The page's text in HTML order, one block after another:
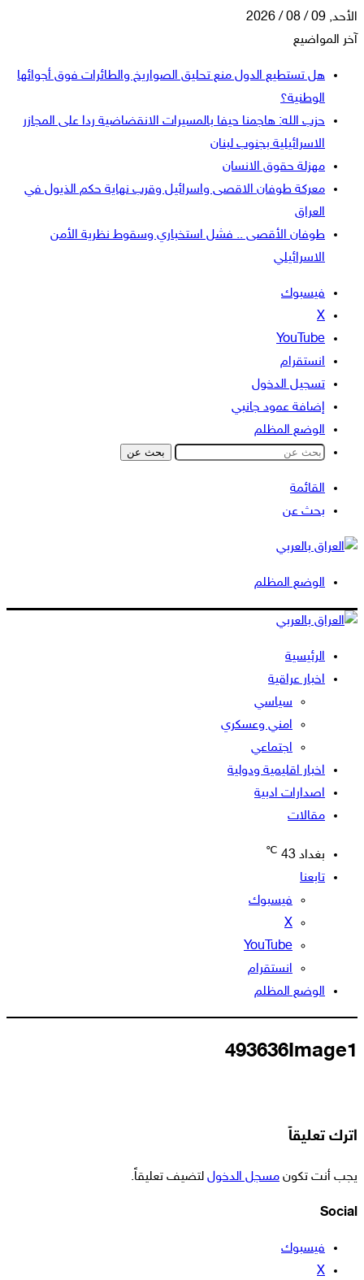
الأحد, 09 / 08 / 2026
آخر المواضيع
هل تستطيع الدول منع تحليق الصواريخ والطائرات فوق أجوائها
الوطنية؟
حزب الله: هاجمنا حيفا بالمسيرات الانقضاضية ردا على المجازر
الاسرائيلية بجنوب لبنان
مهزلة حقوق الانسان
معركة طوفان الاقصى واسرائيل وقرب نهاية حكم الذيول في
العراق
طوفان الأقصى .. فشل استخباري وسقوط نظرية الأمن
الاسرائيلي
فيسبوك
‫X
‫YouTube
انستقرام
تسجيل الدخول
إضافة عمود جانبي
الوضع المظلم
بحث عن
القائمة
بحث عن
الوضع المظلم
الرئيسية
اخبار عراقية
سياسي
امني وعسكري
اجتماعي
اخبار اقليمية ودولية
اصدارات ادبية
مقالات
بغداد 43
℃
تابعنا
فيسبوك
‫X
‫YouTube
انستقرام
الوضع المظلم
493636Image1
اترك تعليقاً
يجب أنت تكون مسجل الدخول لتضيف تعليقاً.
Social
فيسبوك
‫X